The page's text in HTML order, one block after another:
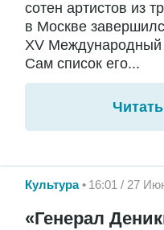
сотен артистов из
в Москве
XV Международный
Сам список его...
Культура 16:01 / 27
«Генерал